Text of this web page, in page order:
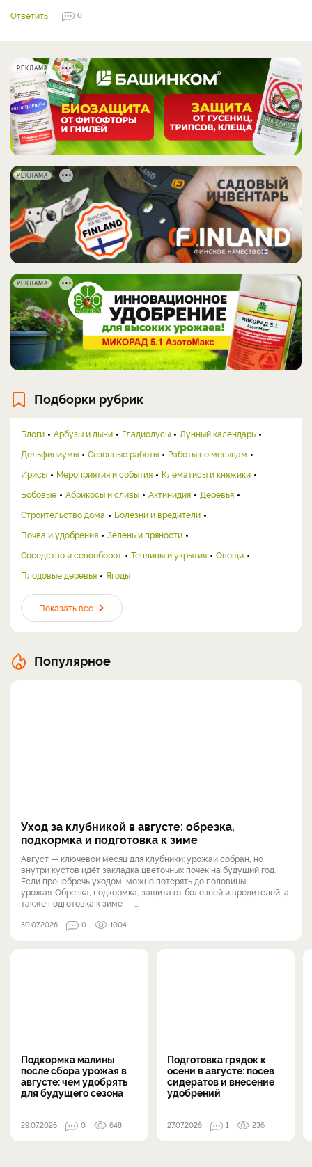
Ответить
0
РЕКЛАМА
РЕКЛАМА
РЕКЛАМА
Подборки рубрик
Блоги Арбузы и дыни Гладиолусы
Лунный календарь
Дельфиниумы
Сезонные работы
Работы по месяцам
Ирисы
Мероприятия и события
Клематисы и княжики
Бобовые
Абрикосы и сливы Актинидия
Деревья
Строительство дома
Болезни и вредители
Почва и удобрения
Зелень и пряности
Соседство и севооборот
Теплицы и укрытия
Овощи
Плодовые деревья
Ягоды
Показать все
Популярное
Уход за клубникой в августе: обрезка,
подкормка и подготовка к зиме
Август — ключевой месяц для клубники: урожай собран, но
внутри кустов идёт закладка цветочных почек на будущий год.
Если пренебречь уходом, можно потерять до половины
урожая. Обрезка, подкормка, защита от болезней и вредителей, а
также подготовка к зиме — ...
30.07.2026 0 1004
Подкормка малины
после сбора урожая в
августе: чем удобрять
для будущего сезона
29.07.2026 0 648
Подготовка грядок к
осени в августе: посев
сидератов и внесение
удобрений
27.07.2026 1 236